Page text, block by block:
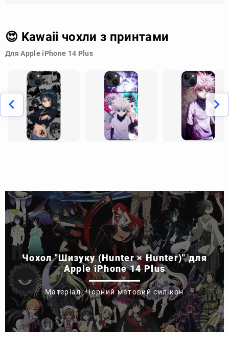
😍 Kawaii чохли з принтами
Для Apple iPhone 14 Plus
Чохол "Шизуку (Hunter × Hunter)" для
Apple iPhone 14 Plus
Матеріал: Чорний матовий силікон